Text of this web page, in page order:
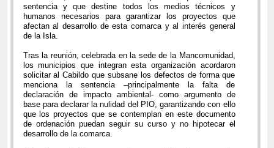
sentencia y que destine todos los medios técnicos y
humanos necesarios para garantizar los proyectos que
afectan al desarrollo de esta comarca y al interés general
de la Isla.
Tras la reunión, celebrada en la sede de la Mancomunidad,
los municipios que integran esta organización acordaron
solicitar al Cabildo que subsane los defectos de forma que
menciona la sentencia –principalmente la falta de
declaración de impacto ambiental- como argumento de
base para declarar la nulidad del PIO, garantizando con ello
que los proyectos que se contemplan en este documento
de ordenación puedan seguir su curso y no hipotecar el
desarrollo de la comarca.